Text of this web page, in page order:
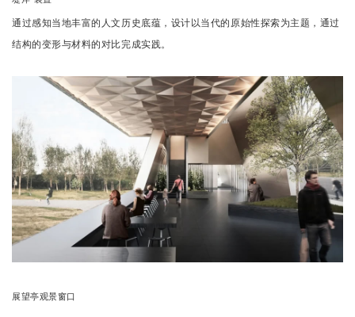
通过感知当地丰富的人文历史底蕴，设计以当代的原始性探索为主题，通过
结构的变形与材料的对比完成实践。
展望亭观景窗口